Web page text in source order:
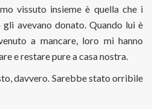
vissuto insieme è quella che i
avevano donato. Quando lui è
a mancare, loro mi hanno
e restare pure a casa nostra.
davvero. Sarebbe stato orribile